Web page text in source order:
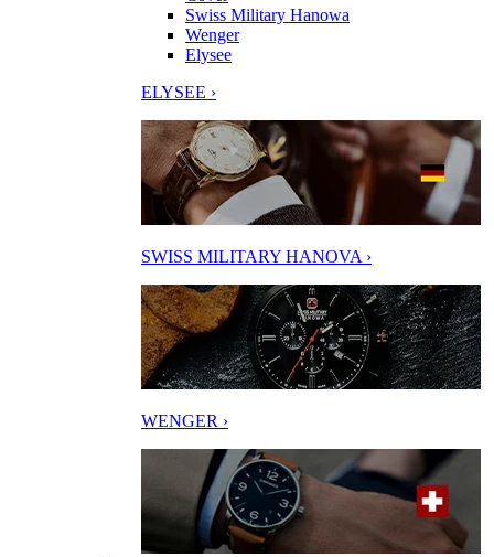
Swiss Military Hanowa
Wenger
Elysee
ELYSEE ›
SWISS MILITARY HANOVA ›
WENGER ›